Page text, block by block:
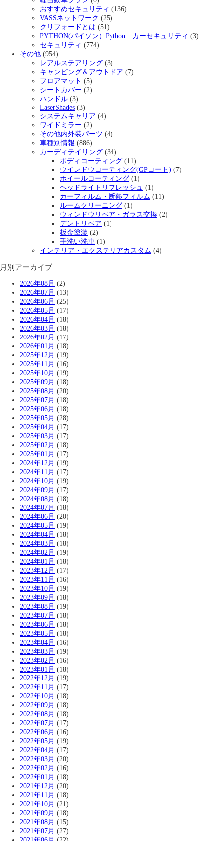
おすすめセキュリティ (136)
VASSネットワーク (25)
クリフォードとは (51)
PYTHON(パイソン）Python カーセキュリティ (3)
セキュリティ (774)
その他 (954)
レアルステアリング (3)
キャンピング＆アウトドア (7)
フロアマット (5)
シートカバー (2)
ハンドル (3)
LaserShades (3)
システムキャリア (4)
ワイドミラー (2)
その他内外装パーツ (4)
車種別情報 (886)
カーディテイリング (34)
ボディコーティング (11)
ウインドウコーティング(GPコート) (7)
ホイールコーティング (1)
ヘッドライトリフレッシュ (1)
カーフィルム・断熱フィルム (11)
ルームクリーニング (1)
ウィンドウリペア・ガラス交換 (2)
デントリペア (1)
板金塗装 (2)
手洗い洗車 (1)
インテリア・エクステリアカスタム (4)
月別アーカイブ
2026年08月 (2)
2026年07月 (13)
2026年06月 (25)
2026年05月 (17)
2026年04月 (18)
2026年03月 (18)
2026年02月 (17)
2026年01月 (18)
2025年12月 (19)
2025年11月 (16)
2025年10月 (19)
2025年09月 (18)
2025年08月 (20)
2025年07月 (18)
2025年06月 (18)
2025年05月 (28)
2025年04月 (17)
2025年03月 (17)
2025年02月 (18)
2025年01月 (17)
2024年12月 (19)
2024年11月 (17)
2024年10月 (19)
2024年09月 (17)
2024年08月 (18)
2024年07月 (18)
2024年06月 (20)
2024年05月 (19)
2024年04月 (18)
2024年03月 (18)
2024年02月 (19)
2024年01月 (18)
2023年12月 (17)
2023年11月 (16)
2023年10月 (19)
2023年09月 (18)
2023年08月 (19)
2023年07月 (18)
2023年06月 (18)
2023年05月 (18)
2023年04月 (16)
2023年03月 (19)
2023年02月 (16)
2023年01月 (18)
2022年12月 (19)
2022年11月 (17)
2022年10月 (18)
2022年09月 (18)
2022年08月 (18)
2022年07月 (17)
2022年06月 (16)
2022年05月 (19)
2022年04月 (17)
2022年03月 (20)
2022年02月 (16)
2022年01月 (18)
2021年12月 (20)
2021年11月 (18)
2021年10月 (21)
2021年09月 (18)
2021年08月 (15)
2021年07月 (27)